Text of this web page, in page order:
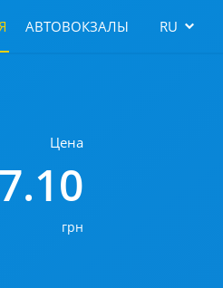
АВТОВОКЗАЛЫ RU
Цена
грн